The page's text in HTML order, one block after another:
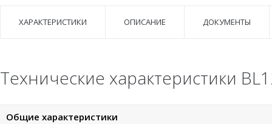
ХАРАКТЕРИСТИКИ ОПИСАНИЕ ДОКУМЕНТЫ
Технические характеристики
Общие характеристики